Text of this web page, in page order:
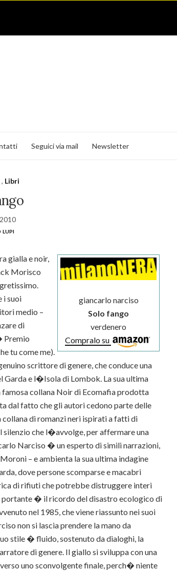
Seguici via mail Newsletter
, Libri
lupi
giancarlo narciso
Solo fango
verdenero
Compralo su
gialla e noir,
Morisco
i suoi
medio –
di
Premio
tu come me).
scrittore di genere, che conduce una
Garda e l�Isola di Lombok. La sua ultima
famosa collana Noir di Ecomafia prodotta
dal fatto che gli autori cedono parte delle
di romanzi neri ispirati a fatti di
che l�avvolge, per affermare una
Narciso � un esperto di simili narrazioni,
– e ambienta la sua ultima indagine
dove persone scomparse e macabri
di rifiuti che potrebbe distruggere interi
� il ricordo del disastro ecologico di
nel 1985, che viene riassunto nei suoi
non si lascia prendere la mano da
stile � fluido, sostenuto da dialoghi, la
di genere. Il giallo si sviluppa con una
uno sconvolgente finale, perch� niente